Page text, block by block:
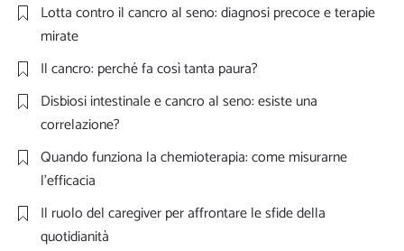
Lotta contro il cancro al seno: diagnosi precoce e terapie
mirate
Il cancro: perché fa così tanta paura?
Disbiosi intestinale e cancro al seno: esiste una
correlazione?
Quando funziona la chemioterapia: come misurarne
l’efficacia
Il ruolo del caregiver per affrontare le sfide della
quotidianità